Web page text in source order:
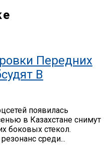
Передних
В
появилась
в Казахстане снимут
боковых стекол.
среди...